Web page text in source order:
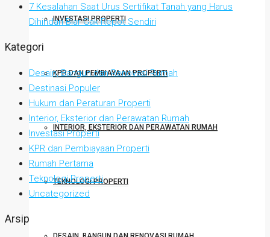
INVESTASI PROPERTI
KPR DAN PEMBIAYAAN PROPERTI
INTERIOR, EKSTERIOR DAN PERAWATAN RUMAH
TEKNOLOGI PROPERTI
7 Kesalahan Saat Urus Sertifikat Tanah yang Harus
Dihindari Biar Gak Repot Sendiri
Kategori
Desain, Bangun dan Renovasi Rumah
Destinasi Populer
Hukum dan Peraturan Properti
Interior, Eksterior dan Perawatan Rumah
Investasi Properti
KPR dan Pembiayaan Properti
Rumah Pertama
Teknologi Properti
Uncategorized
Arsip